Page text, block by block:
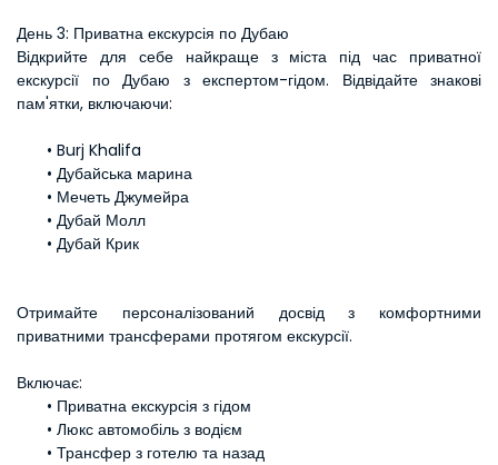
День 3: Приватна екскурсія по Дубаю
Відкрийте для себе найкраще з міста під час приватної
екскурсії по Дубаю з експертом-гідом. Відвідайте знакові
пам'ятки, включаючи:
Burj Khalifa
Дубайська марина
Мечеть Джумейра
Дубай Молл
Дубай Крик
Отримайте персоналізований досвід з комфортними
приватними трансферами протягом екскурсії.
Включає:
Приватна екскурсія з гідом
Люкс автомобіль з водієм
Трансфер з готелю та назад